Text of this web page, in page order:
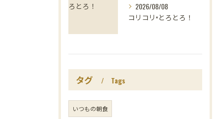
2026/08/08
コリコリ×とろとろ！
タグ Tags
いつもの朝食